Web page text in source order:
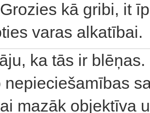
kā gribi, it
varas alkatībai.
ka tās ir
nepieciešamības
mazāk objektīva